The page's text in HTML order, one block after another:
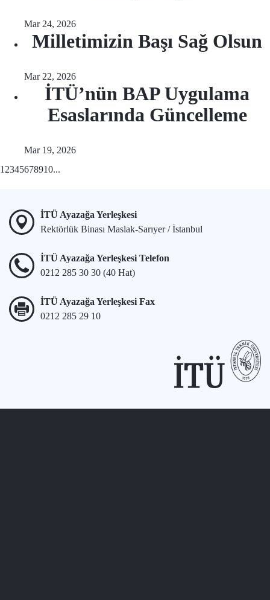
Mar 24, 2026
Milletimizin Başı Sağ Olsun
Mar 22, 2026
İTÜ’nün BAP Uygulama
Esaslarında Güncelleme
Mar 19, 2026
1 2345678910...
İTÜ Ayazağa Yerleşkesi
Rektörlük Binası Maslak-Sarıyer / İstanbul
İTÜ Ayazağa Yerleşkesi Telefon
0212 285 30 30 (40 Hat)
İTÜ Ayazağa Yerleşkesi Fax
0212 285 29 10